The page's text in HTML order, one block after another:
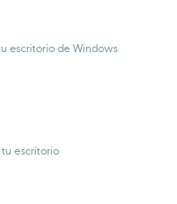
escritorio de Windows
tu escritorio